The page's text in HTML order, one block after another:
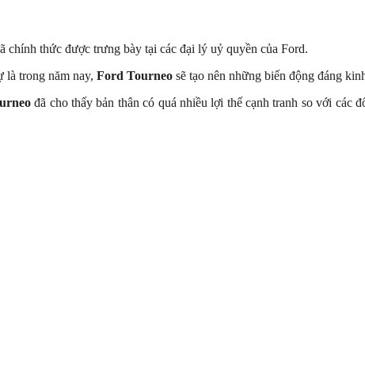
chính thức được trưng bày tại các đại lý uỷ quyền của Ford.
là trong năm nay, Ford Tourneo sẽ tạo nên những biến động đáng
đã cho thấy bản thân có quá nhiều lợi thế cạnh tranh so với các